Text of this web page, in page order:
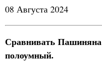
08 Августа 2024
Сравнивать
полоумный.